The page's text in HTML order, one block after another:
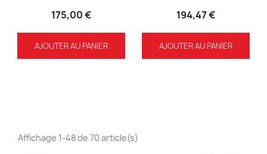
175,00 €
AJOUTER AU PANIER
194,47 €
AJOUTER AU PANIER
Affichage 1-48 de 70 article(s)